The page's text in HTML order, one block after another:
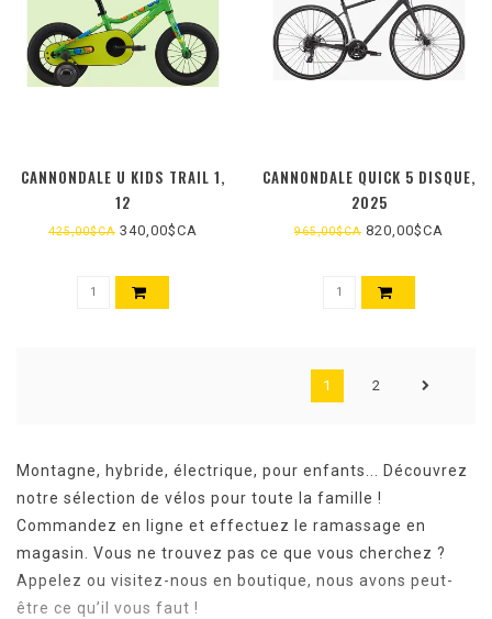
CANNONDALE U KIDS TRAIL 1,
12
425,00$CA 340,00$CA
CANNONDALE QUICK 5 DISQUE,
2025
965,00$CA 820,00$CA
1 2
Montagne, hybride, électrique, pour enfants... Découvrez
notre sélection de vélos pour toute la famille !
Commandez en ligne et effectuez le ramassage en
magasin. Vous ne trouvez pas ce que vous cherchez ?
Appelez ou visitez-nous en boutique, nous avons peut-
être ce qu’il vous faut !